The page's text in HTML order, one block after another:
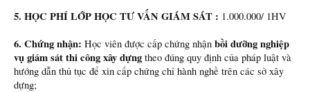
5. HỌC PHÍ LỚP HỌC TƯ VẤN GIÁM SÁT : 1.000.000/ 1HV
6. Chứng nhận: Học viên được cấp chứng nhận bồi dưỡng nghiệp
vụ giám sát thi công xây dựng theo đúng quy định của pháp luật và
hướng dẫn thủ tục để xin cấp chứng chỉ hành nghề trên các sở xây
dựng;